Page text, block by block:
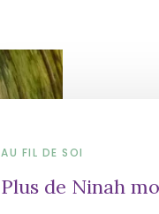
AU FIL DE SOI
Plus de Ninah